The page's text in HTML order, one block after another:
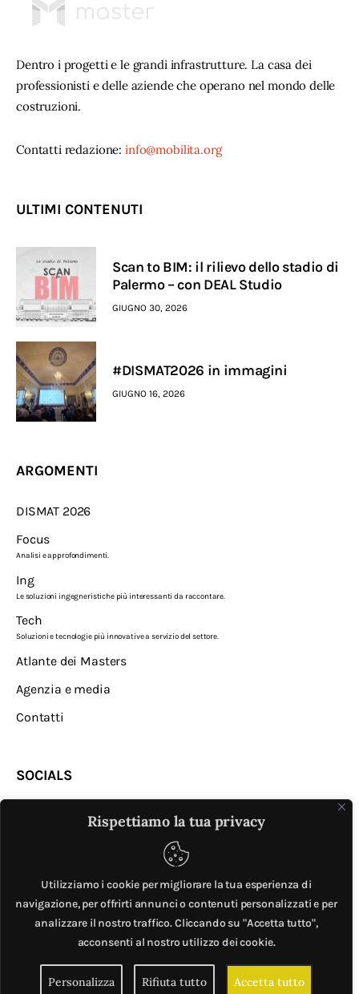
Rispettiamo la tua privacy
Utilizziamo i cookie per migliorare la tua esperienza di
navigazione, per offrirti annunci o contenuti personalizzati e per
analizzare il nostro traffico. Cliccando su "Accetta tutto",
acconsenti al nostro utilizzo dei cookie.
Personalizza Rifiuta tutto Accetta tutto
Dentro i progetti e le grandi infrastrutture. La casa dei
professionisti e delle aziende che operano nel mondo delle
costruzioni.
Contatti redazione: info@mobilita.org
ULTIMI CONTENUTI
Scan to BIM: il rilievo dello stadio di
Palermo – con DEAL Studio
GIUGNO 30, 2026
#DISMAT2026 in immagini
GIUGNO 16, 2026
ARGOMENTI
DISMAT 2026
Focus
Analisi e approfondimenti.
Ing
Le soluzioni ingegneristiche più interessanti da raccontare.
Tech
Soluzioni e tecnologie più innovative a servizio del settore.
Atlante dei Masters
Agenzia e media
Contatti
SOCIALS
MASTER © è un progetto diMobilita.org. All Rights
Reserved. | Giubox – C.F: DCHGLI85R10G273Z – P.IVA
06776720820 –Privacy e cookie policy